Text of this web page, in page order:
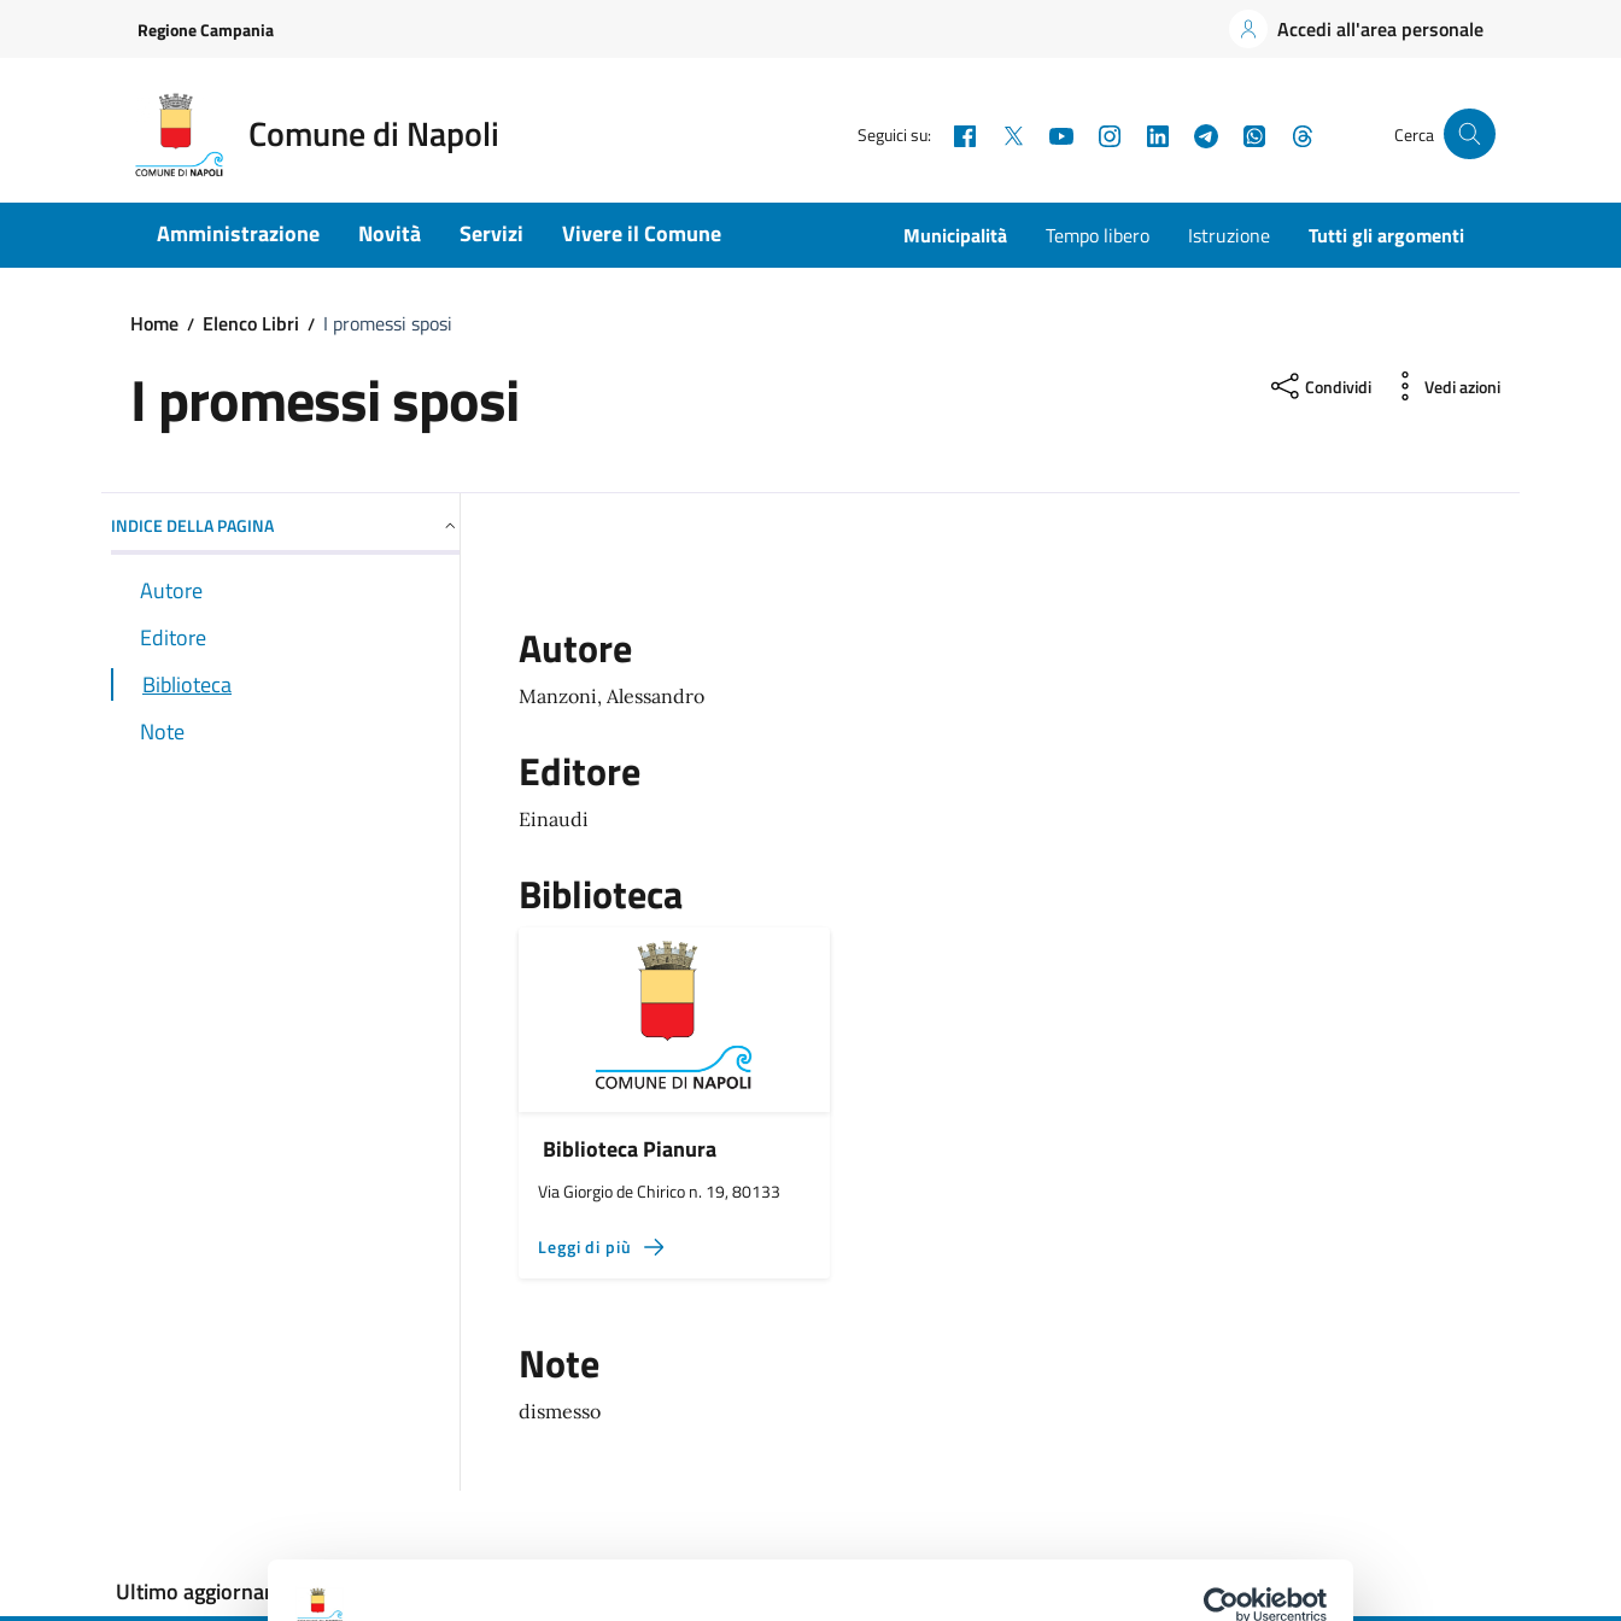
Regione Campania Accedi all'area personale
Comune di Napoli Seguici su: Facebook YouTubeInstagramLinkedInTelegramWhatsApp Cerca
Amministrazione Novità Servizi Vivere il Comune Municipalità Tempo libero Istruzione Tutti gli argomenti
Home Elenco Libri I promessi sposi
I promessi sposi Condividi Vedi azioni
INDICE DELLA PAGINA
Autore
Editore
Biblioteca
Note
Autore
Manzoni, Alessandro
Editore
Einaudi
Biblioteca
Biblioteca Pianura
Via Giorgio de Chirico n. 19, 80133
Leggi di più
Note
dismesso
Ultimo aggiornamento: